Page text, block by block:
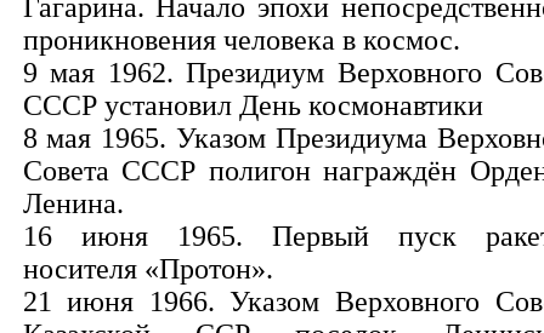
Гагарина. Начало эпохи
проникновения человека в космос.
9 мая 1962. Президиум Верховного
СССР установил День космонавтики
8 мая 1965. Указом Президиума
Совета СССР полигон награждён
Ленина.
16 июня 1965. Первый пуск
носителя «Протон».
21 июня 1966. Указом Верховного